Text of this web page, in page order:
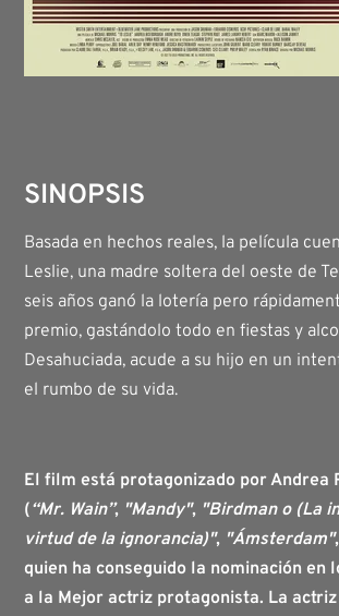
SINOPSIS
Basada en hechos reales, la película
Leslie, una madre soltera del oeste de
seis años ganó la lotería pero
premio, gastándolo todo en fiestas y
Desahuciada, acude a su hijo en un
el rumbo de su vida.
El film está protagonizado porAndrea
(“Mr. Wain”, "Mandy", "Birdman o (La
virtud de la ignorancia)", "Ámsterdam",
quien ha conseguido la nominación en
a la Mejor actriz protagonista. La